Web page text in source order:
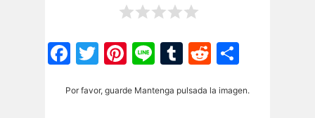
Facebook
Twitter
Pinterest
LineTumblr
Reddit
Por favor, guarde Mantenga pulsada la imagen.